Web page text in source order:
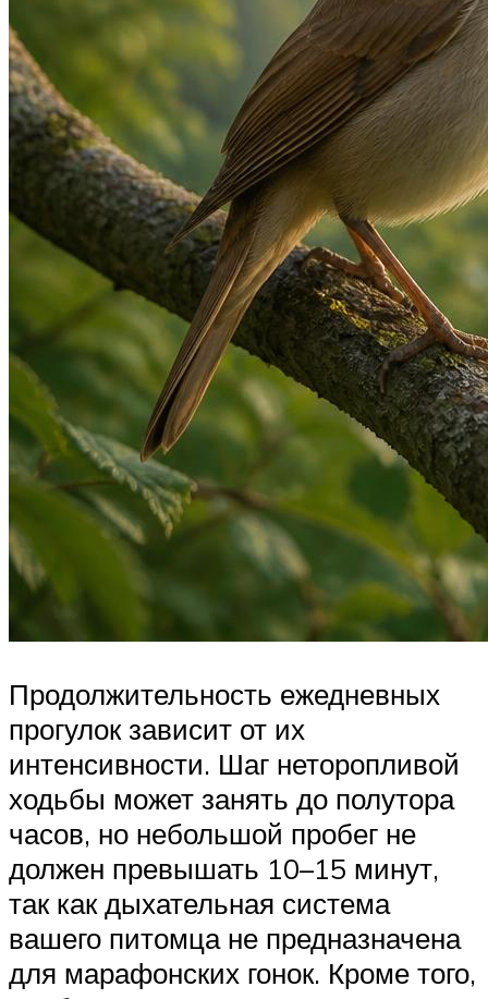
Продолжительность ежедневных
прогулок зависит от их
интенсивности. Шаг неторопливой
ходьбы может занять до полутора
часов, но небольшой пробег не
должен превышать 10–15 минут,
так как дыхательная система
вашего питомца не предназначена
для марафонских гонок. Кроме того,